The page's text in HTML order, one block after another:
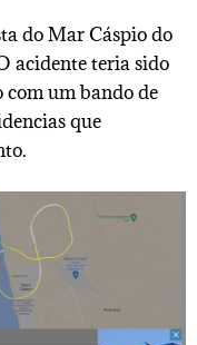
do Mar Cáspio do
acidente teria sido
com um bando de
que